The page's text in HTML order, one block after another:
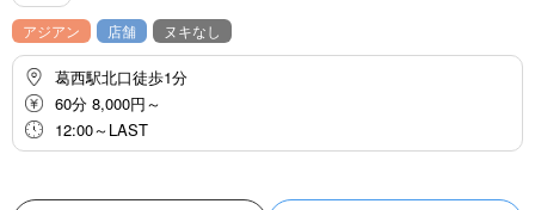
アジアン 店舗 ヌキなし
葛西駅北口徒歩1分
60分 8,000円～
12:00～LAST